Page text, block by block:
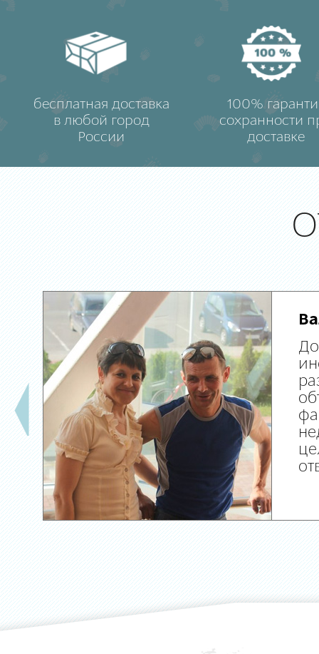
бесплатная доставка
в любой город
России
100%
сохранности
доставке